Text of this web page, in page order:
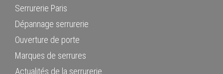
Serrurerie Paris
Dépannage serrurerie
Ouverture de porte
Marques de serrures
Actualités de la serrurerie